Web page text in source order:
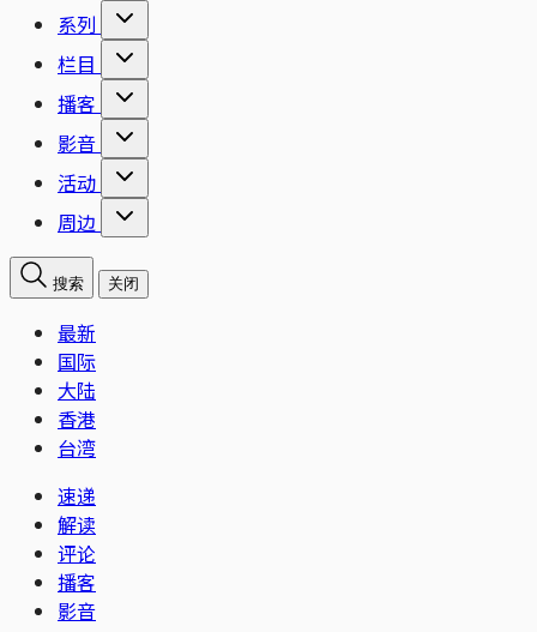
系列
栏目
播客
影音
活动
周边
搜索 关闭
最新
国际
大陆
香港
台湾
速递
解读
评论
播客
影音